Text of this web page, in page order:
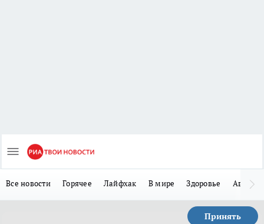
Все новости Горячее Лайфхак В мире Здоровье Авто
Принять